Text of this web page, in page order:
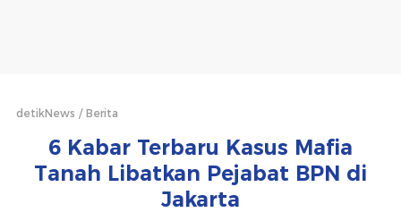
detikNews Berita
6 Kabar Terbaru Kasus Mafia
Tanah Libatkan Pejabat BPN di
Jakarta